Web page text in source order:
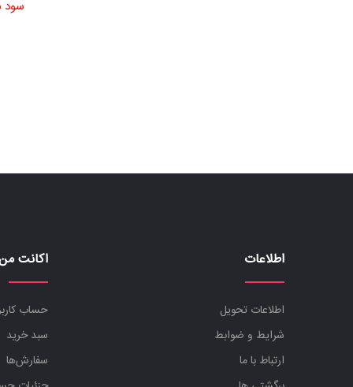
و
سود
اطلاعات
اطلاعات تحویل
شرایط و ضوابط
ارتباط با ما
اکانت
حساب
سبد خرید
سفارش‌ها